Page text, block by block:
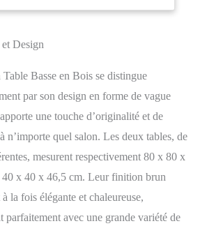
cm （Bois de pin
ressemblent à des
unique. 【Construction
combinaison de
panneaux de particules
de bois de haute
métallique assure une
structure solide et
une grande stabilité, ce
qui protège contre le
Design
Basse en Bois se distingue
par son design en forme de vague
une touche d’originalité et de
n’importe quel salon. Les deux tables, de
mesurent respectivement 80 x 80 x
40 x 40 x 46,5 cm. Leur finition brun
la fois élégante et chaleureuse,
parfaitement avec une grande variété de